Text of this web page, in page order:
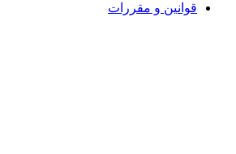
قوانین و مقررات